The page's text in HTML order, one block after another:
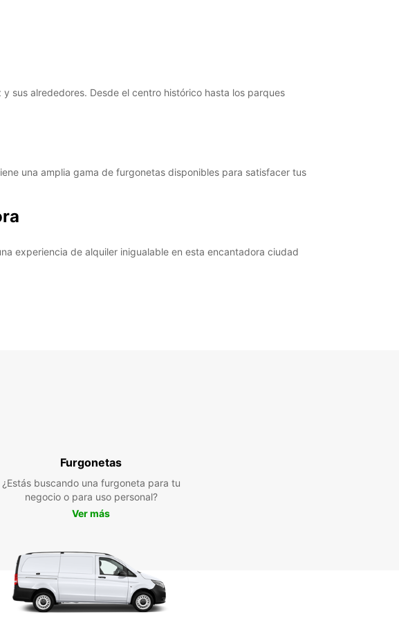
sus alrededores. Desde el centro histórico hasta los parques
una amplia gama de furgonetas disponibles para satisfacer tus
experiencia de alquiler inigualable en esta encantadora ciudad
Furgonetas
¿Estás buscando una furgoneta para tu
negocio o para uso personal?
Ver más